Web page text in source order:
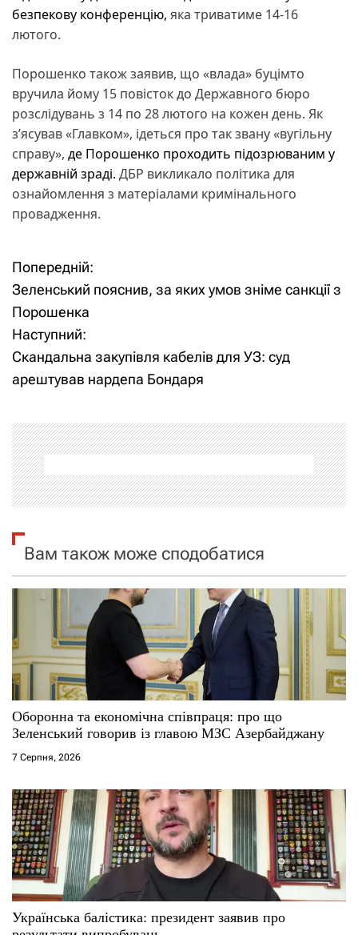
безпекову конференцію, яка триватиме 14-16
лютого.
Порошенко також заявив, що «влада» буцімто
вручила йому 15 повісток до Державного бюро
розслідувань з 14 по 28 лютого на кожен день. Як
з’ясував «Главком», ідеться про так звану «вугільну
справу», де Порошенко проходить підозрюваним у
державній зраді. ДБР викликало політика для
ознайомлення з матеріалами кримінального
провадження.
Н
а
в
і
а
ц
і
я
з
а
п
и
с
і
в
Попередній:
Зеленський пояснив, за яких умов зніме санкції з
Порошенка
Наступний:
Скандальна закупівля кабелів для УЗ: суд
арештував нардепа Бондаря
Вам також може сподобатися
Оборонна та економічна співпраця: про що
Зеленський говорив із главою МЗС Азербайджану
7 Серпня, 2026
Українська балістика: президент заявив про